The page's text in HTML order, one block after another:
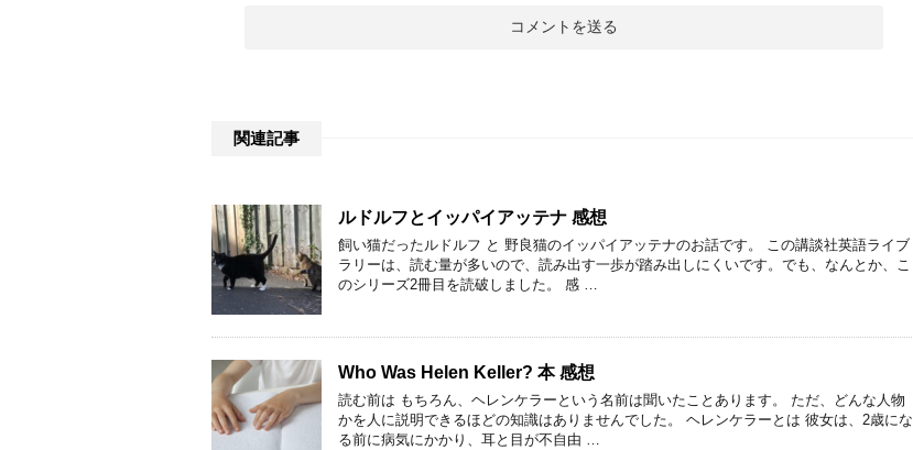
関連記事
ルドルフとイッパイアッテナ 感想
飼い猫だったルドルフ と 野良猫のイッパイアッテナのお話です。 この講談社英語ライブ
ラリーは、読む量が多いので、読み出す一歩が踏み出しにくいです。でも、なんとか、こ
のシリーズ2冊目を読破しました。 感 …
Who Was Helen Keller? 本 感想
読む前は もちろん、ヘレンケラーという名前は聞いたことあります。 ただ、どんな人物
かを人に説明できるほどの知識はありませんでした。 ヘレンケラーとは 彼女は、2歳にな
る前に病気にかかり、耳と目が不自由 …